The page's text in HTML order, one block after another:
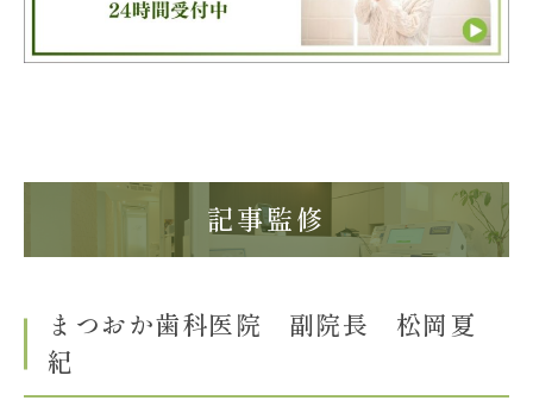
記事監修
まつおか歯科医院 副院長 松岡夏
紀